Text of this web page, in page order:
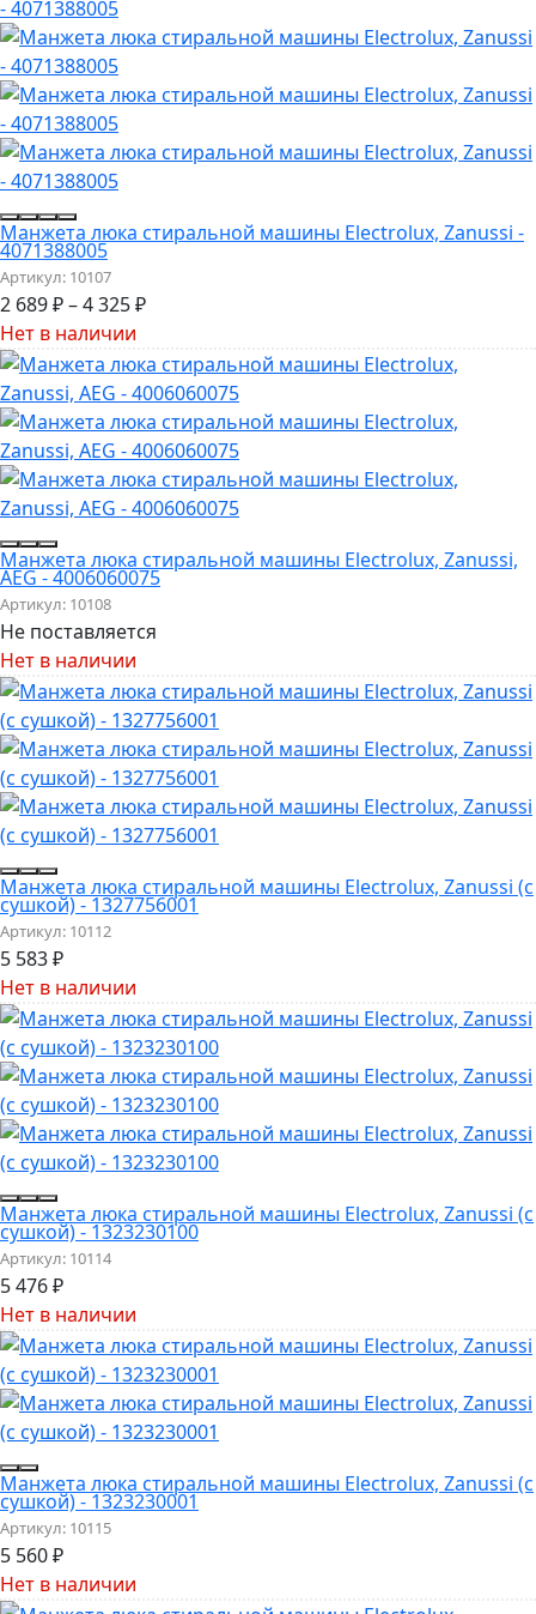
Манжета люка стиральной машины Electrolux, Zanussi -
4071388005
Артикул: 10107
2 689₽–4 325₽
Нет в наличии
Манжета люка стиральной машины Electrolux, Zanussi,
AEG - 4006060075
Артикул: 10108
Не поставляется
Нет в наличии
Манжета люка стиральной машины Electrolux, Zanussi (с
сушкой) - 1327756001
Артикул: 10112
5 583₽
Нет в наличии
Манжета люка стиральной машины Electrolux, Zanussi (с
сушкой) - 1323230100
Артикул: 10114
5 476₽
Нет в наличии
Манжета люка стиральной машины Electrolux, Zanussi (с
сушкой) - 1323230001
Артикул: 10115
5 560₽
Нет в наличии